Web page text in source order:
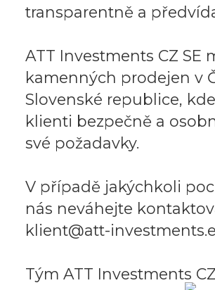
transparentně a
ATT Investments CZ SE
kamenných prodejen v
Slovenské republice,
klienti bezpečně a
své požadavky.
V případě jakýchkoli
nás neváhejte
klient@att-
Tým ATT Investments